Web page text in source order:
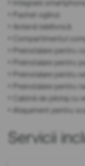
• Integrare smartphone
• Pachet oglinzi
• Antenă telefonică
• Compartimentul
• Preinstalare pentru
• Preinstalare pentru
• Preinstalare pentru
• Preinstalare pentru
• Cabină de pilotaj cu
• Atașament pentru
Servicii